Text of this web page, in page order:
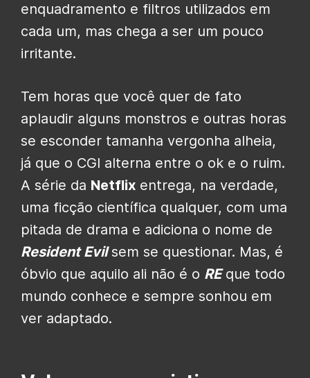
enquadramento e filtros utilizados em
cada um, mas chega a ser um pouco
irritante.
Tem horas que você quer de fato
aplaudir alguns monstros e outras horas
se esconder tamanha vergonha alheia,
já que o CGI alterna entre o ok e o ruim.
A série da Netflix entrega, na verdade,
uma ficção científica qualquer, com uma
pitada de drama e adiciona o nome de
Resident Evilsem se questionar. Mas, é
óbvio que aquilo ali não é o REque todo
mundo conhece e sempre sonhou em
ver adaptado.